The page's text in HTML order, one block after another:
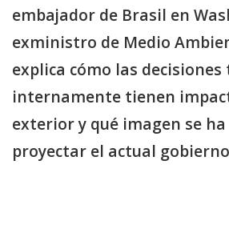
embajador de Brasil en
exministro de Medio
explica cómo las
internamente tienen
exterior y qué imagen se
proyectar el actual